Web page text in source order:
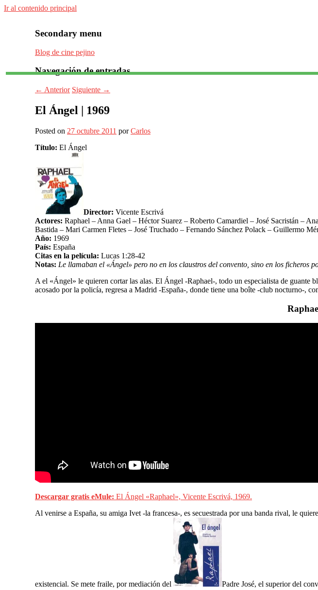
Ir al contenido principal
Secondary menu
Blog de cine pejino
Blog de cine pejino
Para todos los públicos
Navegación de entradas
← Anterior Siguiente →
El Ángel | 1969
Posted on 27 octubre 2011 porCarlos
Título: El Ángel
Director: Vicente Escrivá
Actores: Raphael – Anna Gael – Héctor Suarez – Roberto Camardiel – José Sacristán –
Bastida – Mari Carmen Fletes – José Truchado – Fernando Sánchez Polack – Guillermo
Año: 1969
País: España
Citas en la película: Lucas 1:28-42
Notas: Le llamaban el «Ángel» pero no en los claustros del convento, sino en los ficheros
A el «Ángel» le quieren cortar las alas. El Ángel -Raphael-, todo un especialista de guante
acosado por la policía, regresa a Madrid -España-, donde tiene una boîte -club nocturno-,
Descargar gratis eMule: El Ángel «Raphael», Vicente Escrivá, 1969.
Al venirse a España, su amiga Ivet -la francesa-, es secuestrada por una banda rival, le
existencial. Se mete fraile, por mediación del
Padre José, el superior del